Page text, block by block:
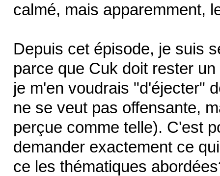
calmé, mais apparemment,
Depuis cet épisode, je suis
parce que Cuk doit rester
je m'en voudrais "d'éjecter"
ne se veut pas offensante,
perçue comme telle). C'est
demander exactement ce
ce les thématiques